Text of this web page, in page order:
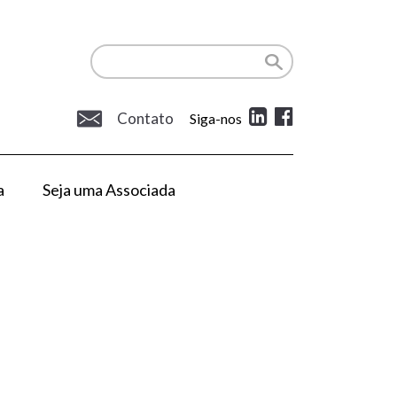
Contato Siga-nos
Seja uma Associada